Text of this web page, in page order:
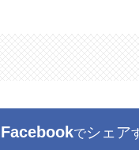
Facebookでシェア